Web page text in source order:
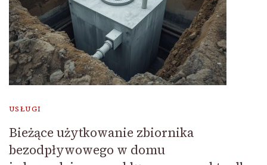
USŁUGI
Bieżące użytkowanie zbiornika
bezodpływowego w domu